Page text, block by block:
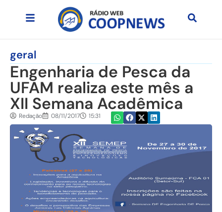
geral
Engenharia de Pesca da
UFAM realiza este mês a
XII Semana Acadêmica
Redação 08/11/2017 15:31